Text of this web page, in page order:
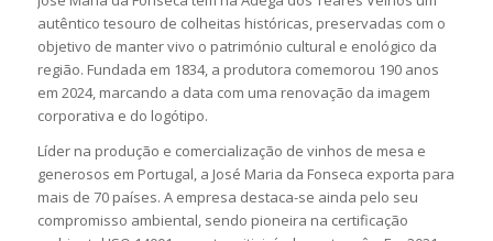
autêntico tesouro de colheitas históricas, preservadas com o
objetivo de manter vivo o património cultural e enológico da
região. Fundada em 1834, a produtora comemorou 190 anos
em 2024, marcando a data com uma renovação da imagem
corporativa e do logótipo.
Líder na produção e comercialização de vinhos de mesa e
generosos em Portugal, a José Maria da Fonseca exporta para
mais de 70 países. A empresa destaca-se ainda pelo seu
compromisso ambiental, sendo pioneira na certificação